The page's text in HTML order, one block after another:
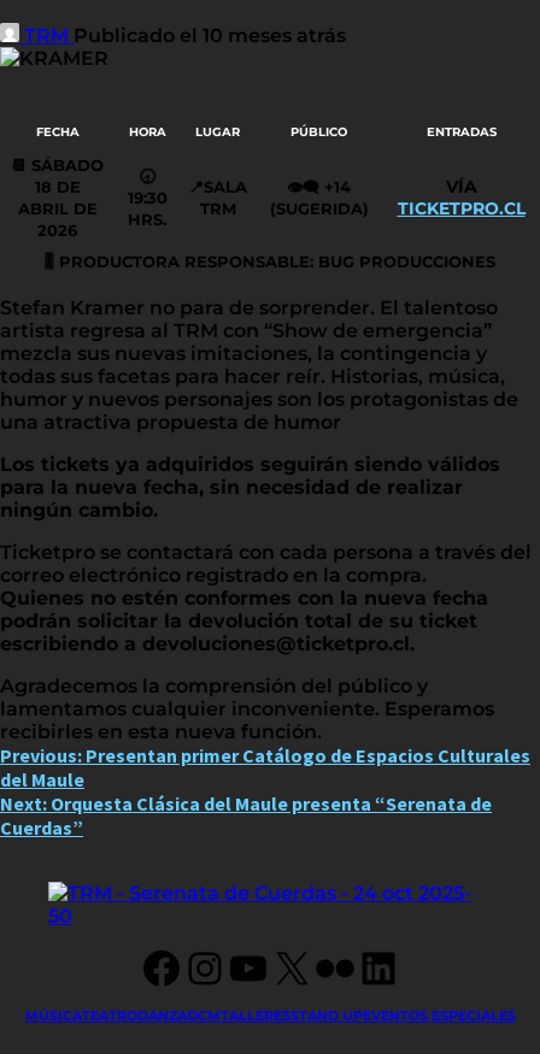
TRM Publicado el 10 meses atrás
FECHA HORA LUGAR PÚBLICO ENTRADAS
📆 SÁBADO
18 DE
ABRIL DE
2026
🕣
19:30
HRS.
📍SALA
TRM
👁️‍🗨️ +14
(SUGERIDA)
VÍA
TICKETPRO.CL
PRODUCTORA RESPONSABLE: BUG PRODUCCIONES
Stefan Kramer no para de sorprender. El talentoso
artista regresa al TRM con “Show de emergencia”
mezcla sus nuevas imitaciones, la contingencia y
todas sus facetas para hacer reír. Historias, música,
humor y nuevos personajes son los protagonistas de
una atractiva propuesta de humor
Los tickets ya adquiridos seguirán siendo válidos
para la nueva fecha, sin necesidad de realizar
ningún cambio.
Ticketpro se contactará con cada persona a través del
correo electrónico registrado en la compra.
Quienes no estén conformes con la nueva fecha
podrán solicitar la devolución total de su ticket
escribiendo a devoluciones@ticketpro.cl.
Agradecemos la comprensión del público y
lamentamos cualquier inconveniente. Esperamos
recibirles en esta nueva función.
Post
navigation
Previous: Presentan primer Catálogo de Espacios Culturales
del Maule
Next: Orquesta Clásica del Maule presenta “Serenata de
Cuerdas”
Facebook
Instagram
YouTube
X FlickrLinkedIn
MÚSICATEATRODANZAOCMTALLERESSTAND UPEVENTOS ESPECIALES